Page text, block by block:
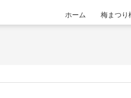
ホーム 梅まつり